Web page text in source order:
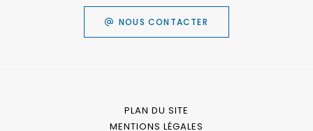
NOUS CONTACTER
PLAN DU SITE
MENTIONS LÉGALES